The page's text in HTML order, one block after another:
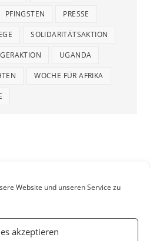
Website und unseren Service zu
akzeptieren
PFINGSTEN PRESSE
SOLIDARITÄTSAKTION
UGANDA
WOCHE FÜR AFRIKA